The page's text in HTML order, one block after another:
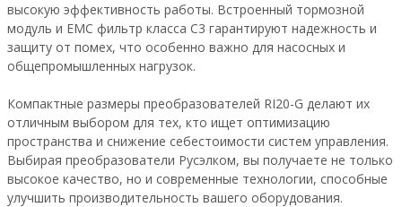
высокую эффективность работы. Встроенный тормозной
модуль и EMC фильтр класса С3 гарантируют надежность и
защиту от помех, что особенно важно для насосных и
общепромышленных нагрузок.
Компактные размеры преобразователей RI20-G делают их
отличным выбором для тех, кто ищет оптимизацию
пространства и снижение себестоимости систем управления.
Выбирая преобразователи Русэлком, вы получаете не только
высокое качество, но и современные технологии, способные
улучшить производительность вашего оборудования.